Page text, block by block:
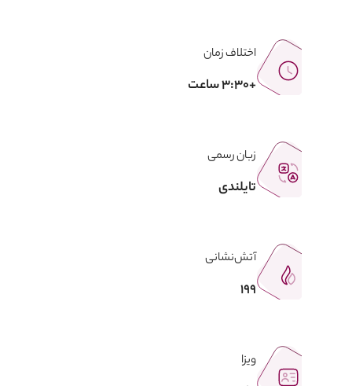
اختلاف زمان
+3:30 ساعت
زبان رسمی
تایلندی
آتش‌نشانی
199
ویزا